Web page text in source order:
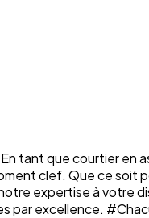
tant que courtier
clef. Que ce
expertise à votre
par excellence.